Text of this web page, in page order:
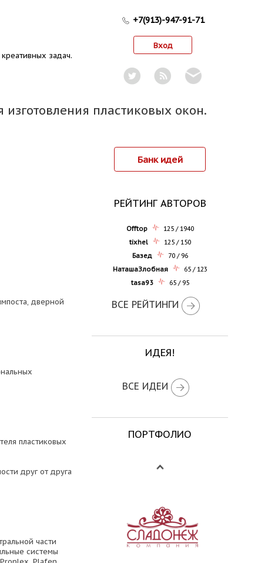
задач.
+7(913)-947-91-71
Вход
пластиковых окон.
дверной
пластиковых
друг от друга
части
системы
Банк идей
РЕЙТИНГ АВТОРОВ
Offtop
125 / 1940
tixhel
125 / 150
Базед
70 / 96
НаташаЗлобная
65 / 123
tasa93
65 / 95
ВСЕ РЕЙТИНГИ
ИДЕЯ!
ВСЕ ИДЕИ
ПОРТФОЛИО